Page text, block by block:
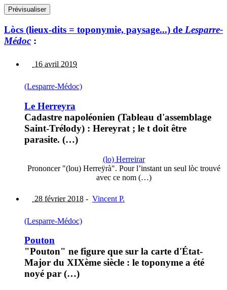
Lòcs (lieux-dits = toponymie, paysage...) de Lesparre-
Médoc :
16 avril 2019
(Lesparre-Médoc)
Le Herreyra
Cadastre napoléonien (Tableau d'assemblage
Saint-Trélody) : Hereyrat ; le t doit être
parasite. (…)
(lo) Herreirar
Prononcer "(lou) Herreÿrà". Pour l’instant un seul lòc trouvé
avec ce nom (…)
28 février 2018 - Vincent P.
(Lesparre-Médoc)
Pouton
"Pouton" ne figure que sur la carte d'État-
Major du XIXème siècle : le toponyme a été
noyé par (…)